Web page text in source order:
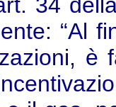
“Al
è